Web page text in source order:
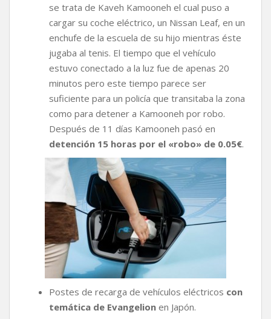
se trata de Kaveh Kamooneh el cual puso a
cargar su coche eléctrico, un Nissan Leaf, en un
enchufe de la escuela de su hijo mientras éste
jugaba al tenis. El tiempo que el vehículo
estuvo conectado a la luz fue de apenas 20
minutos pero este tiempo parece ser
suficiente para un policía que transitaba la zona
como para detener a Kamooneh por robo.
Después de 11 días Kamooneh pasó en
detención 15 horas por el «robo» de 0.05€.
Postes de recarga de vehículos eléctricos con
temática de Evangelion en Japón.